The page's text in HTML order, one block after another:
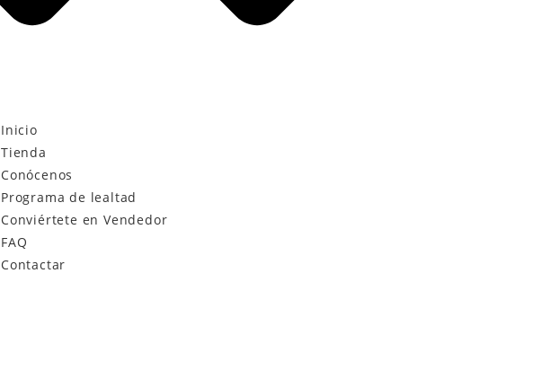
Inicio
Tienda
Conócenos
Programa de lealtad
Conviértete en Vendedor
FAQ
Contactar